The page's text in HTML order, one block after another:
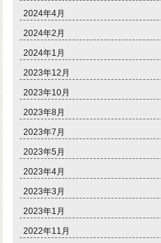
2024年4月
2024年2月
2024年1月
2023年12月
2023年10月
2023年8月
2023年7月
2023年5月
2023年4月
2023年3月
2023年1月
2022年11月